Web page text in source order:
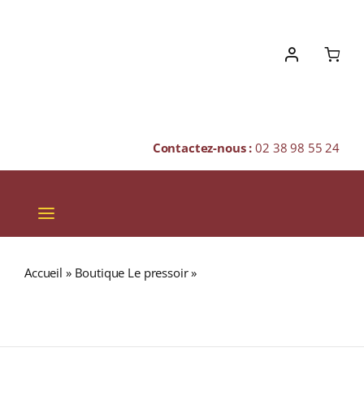
Contactez-nous :02 38 98 55 24
Toggle
Navigation
Accueil » Boutique Le pressoir»